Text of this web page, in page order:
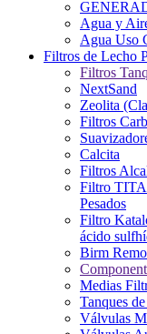
Agua y
Agua Uso
Filtros de Lecho
Filtros
NextSand
Zeolita
Filtros
Calcita
Filtros
Filtro
Pesados
Filtro
ácido
Birm
Medias
Tanques
Válvulas